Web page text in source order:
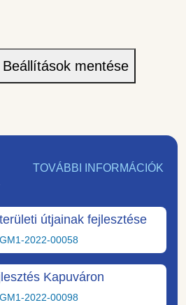
Beállítások mentése
TOVÁBBI INFORMÁCIÓK
útjainak fejlesztése
2022-00058
Kapuváron
2022-00098